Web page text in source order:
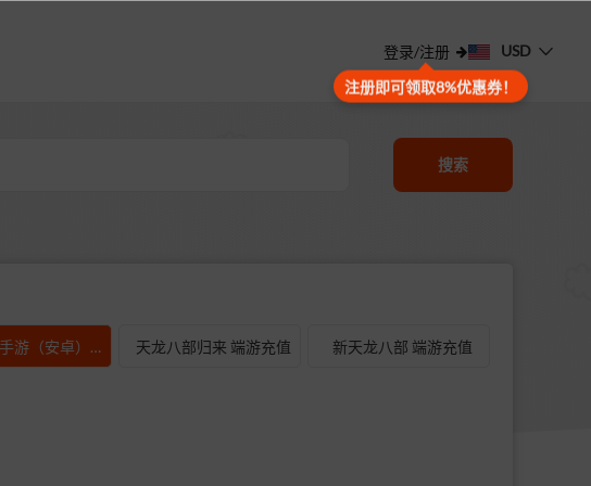
登录/注册
注册即可领取8%优惠券！
USD
搜索
天龙八部手游（安卓）充值 天龙八部归来 端游充值 新天龙八部 端游充值